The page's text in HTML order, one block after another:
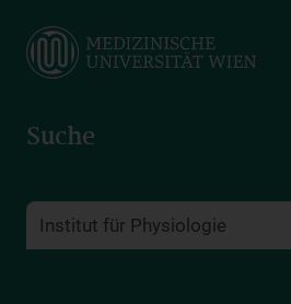
main
Suche